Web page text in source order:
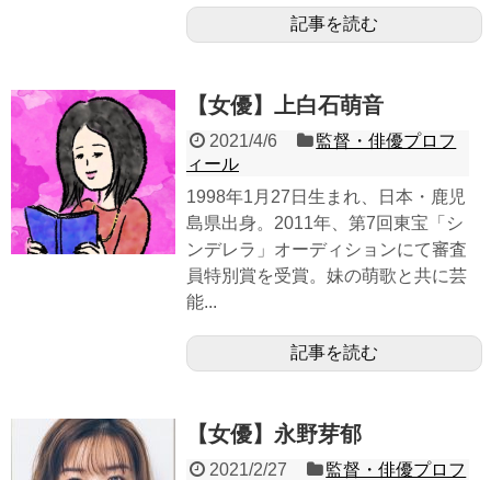
記事を読む
【女優】上白石萌音
2021/4/6
監督・俳優プロフ
ィール
1998年1月27日生まれ、日本・鹿児
島県出身。2011年、第7回東宝「シ
ンデレラ」オーディションにて審査
員特別賞を受賞。妹の萌歌と共に芸
能...
記事を読む
【女優】永野芽郁
2021/2/27
監督・俳優プロフ